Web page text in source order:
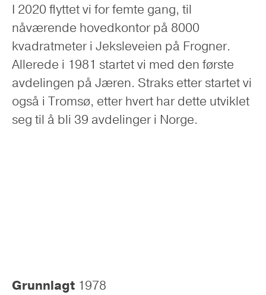
I 2020 flyttet vi for femte gang, til
nåværende hovedkontor på 8000
kvadratmeter i Jeksleveien på Frogner.
Allerede i 1981 startet vi med den første
avdelingen på Jæren. Straks etter startet vi
også i Tromsø, etter hvert har dette utviklet
seg til å bli 39 avdelinger i Norge.
Grunnlagt 1978